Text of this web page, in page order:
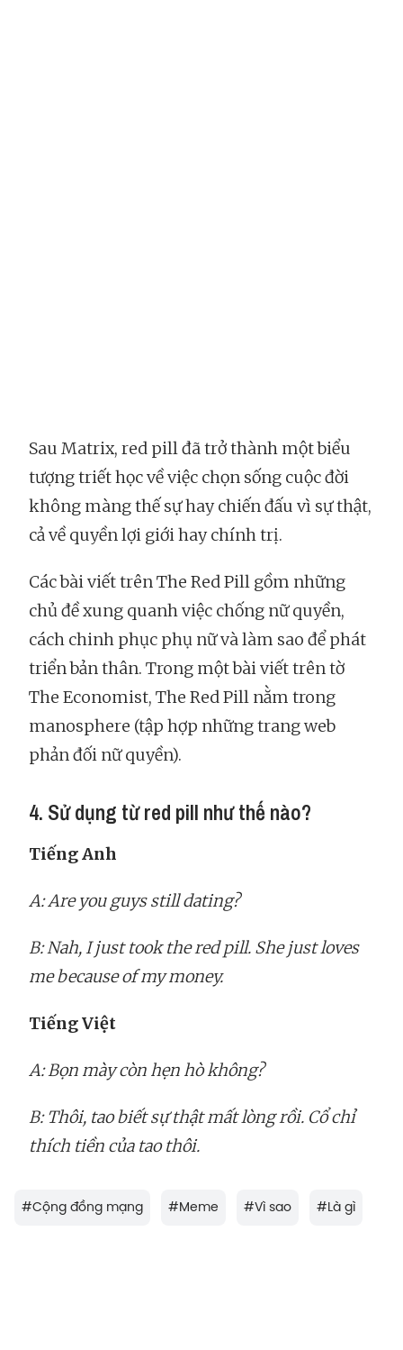
Sau Matrix, red pill đã trở thành một biểu
tượng triết học về việc chọn sống cuộc đời
không màng thế sự hay chiến đấu vì sự thật,
cả về quyền lợi giới hay chính trị.
Các bài viết trên The Red Pill gồm những
chủ đề xung quanh việc chống nữ quyền,
cách chinh phục phụ nữ và làm sao để phát
triển bản thân. Trong một bài viết trên tờ
The Economist, The Red Pill nằm trong
manosphere (tập hợp những trang web
phản đối nữ quyền).
4. Sử dụng từ red pill như thế nào?
Tiếng Anh
A: Are you guys still dating?
B: Nah, I just took the red pill. She just loves
me because of my money.
Tiếng Việt
A: Bọn mày còn hẹn hò không?
B: Thôi, tao biết sự thật mất lòng rồi. Cổ chỉ
thích tiền của tao thôi.
#Cộng đồng mạng #Meme #Vì sao #Là gì